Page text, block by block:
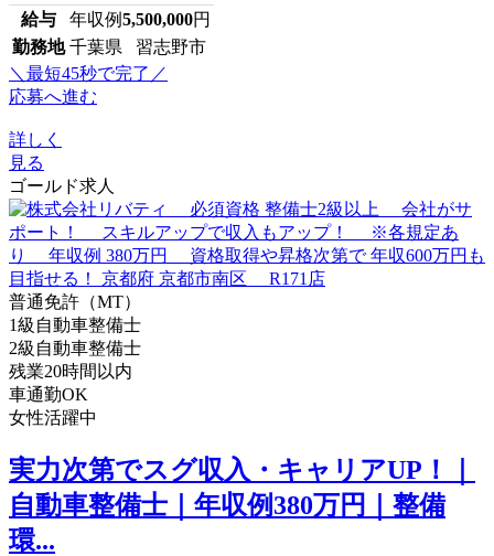
給与 年収例5,500,000円
勤務地 千葉県 習志野市
＼最短45秒で完了／
応募へ進む
詳しく
見る
ゴールド求人
普通免許（MT）
1級自動車整備士
2級自動車整備士
残業20時間以内
車通勤OK
女性活躍中
実力次第でスグ収入・キャリアUP！｜
自動車整備士｜年収例380万円｜整備
環...